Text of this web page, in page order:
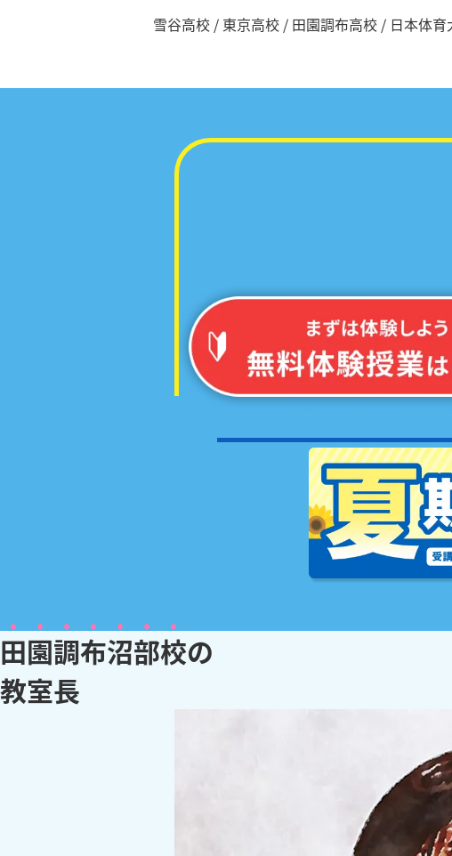
雪谷高校 / 東京高校 / 田園調布高校 / 日本体育
田園調布沼部校の
教室長